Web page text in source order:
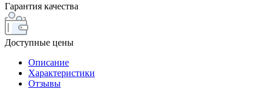
Гарантия качества
Доступные цены
Описание
Характеристики
Отзывы